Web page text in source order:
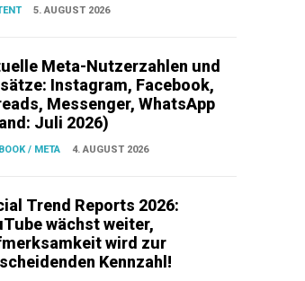
5. AUGUST 2026
Meta-Nutzerzahlen und
Instagram, Facebook,
Messenger, WhatsApp
Juli 2026)
/ META 4. AUGUST 2026
Trend Reports 2026:
wächst weiter,
wird zur
Kennzahl!